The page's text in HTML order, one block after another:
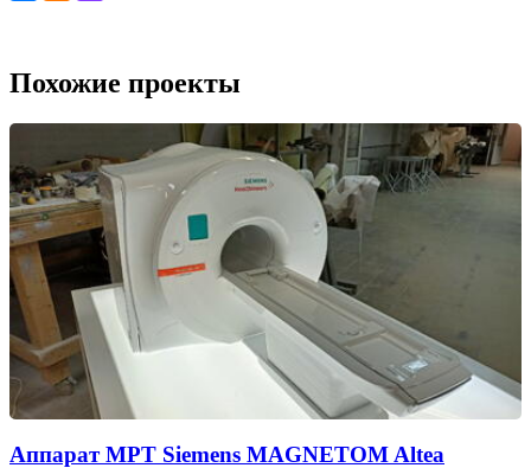
Похожие проекты
Аппарат МРТ Siemens MAGNETOM Altea